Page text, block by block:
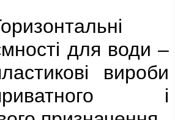
для води –
вироби
і